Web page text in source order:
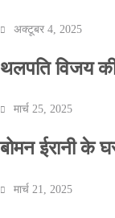
अक्टूबर 4, 2025
थलपति विजय
मार्च 25, 2025
बोमन ईरानी के
मार्च 21, 2025